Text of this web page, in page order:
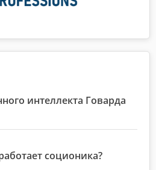
интеллекта Говарда
соционика?